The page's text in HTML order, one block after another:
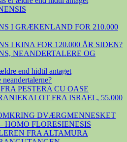
I GRÆKENLAND FOR 210.000
I KINA FOR 120.000 ÅR SIDEN?
NEANDERTALERE OG
end hidtil antaget
PESTERA CU OASE
FRA ISRAEL, 55.000
DVÆRGMENNESKET
HOMO FLORESIENESIS
FRA ALTAMURA